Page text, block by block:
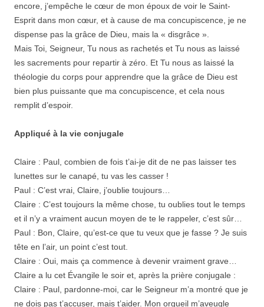
encore, j’empêche le cœur de mon époux de voir le Saint-
Esprit dans mon cœur, et à cause de ma concupiscence, je ne
dispense pas la grâce de Dieu, mais la « disgrâce ».
Mais Toi, Seigneur, Tu nous as rachetés et Tu nous as laissé
les sacrements pour repartir à zéro. Et Tu nous as laissé la
théologie du corps pour apprendre que la grâce de Dieu est
bien plus puissante que ma concupiscence, et cela nous
remplit d’espoir.
Appliqué à la vie conjugale
Claire : Paul, combien de fois t’ai-je dit de ne pas laisser tes
lunettes sur le canapé, tu vas les casser !
Paul : C’est vrai, Claire, j’oublie toujours…
Claire : C’est toujours la même chose, tu oublies tout le temps
et il n’y a vraiment aucun moyen de te le rappeler, c’est sûr…
Paul : Bon, Claire, qu’est-ce que tu veux que je fasse ? Je suis
tête en l’air, un point c’est tout.
Claire : Oui, mais ça commence à devenir vraiment grave…
Claire a lu cet Évangile le soir et, après la prière conjugale :
Claire : Paul, pardonne-moi, car le Seigneur m’a montré que je
ne dois pas t’accuser, mais t’aider. Mon orgueil m’aveugle